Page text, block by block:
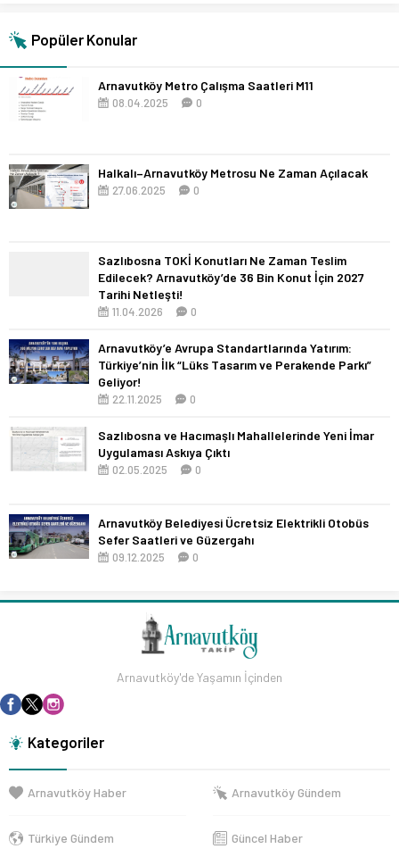
Popüler Konular
Arnavutköy Metro Çalışma Saatleri M11
08.04.2025 0
Halkalı–Arnavutköy Metrosu Ne Zaman Açılacak
27.06.2025 0
Sazlıbosna TOKİ Konutları Ne Zaman Teslim
Edilecek? Arnavutköy’de 36 Bin Konut İçin 2027
Tarihi Netleşti!
11.04.2026 0
Arnavutköy’e Avrupa Standartlarında Yatırım:
Türkiye’nin İlk “Lüks Tasarım ve Perakende Parkı”
Geliyor!
22.11.2025 0
Sazlıbosna ve Hacımaşlı Mahallelerinde Yeni İmar
Uygulaması Askıya Çıktı
02.05.2025 0
Arnavutköy Belediyesi Ücretsiz Elektrikli Otobüs
Sefer Saatleri ve Güzergahı
09.12.2025 0
Arnavutköy'de Yaşamın İçinden
Kategoriler
Arnavutköy Haber Arnavutköy Gündem
Türkiye Gündem Güncel Haber